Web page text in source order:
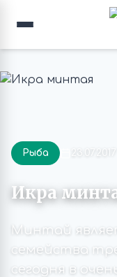
Рыба 23.07.2017
Икра
Минтай
семейства
сегодня в